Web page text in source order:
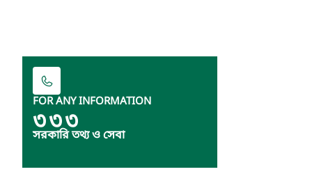
FOR ANY INFORMATION
৩৩৩
সরকারি তথ্য ও সেবা